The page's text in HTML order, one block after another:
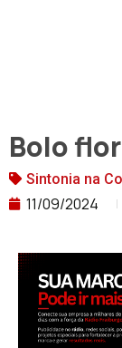
Bolo
Sintonia na
11/09/2024